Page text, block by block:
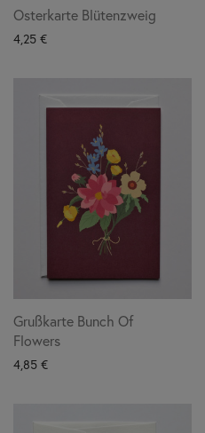
Osterkarte Blütenzweig
4,25 €
Grußkarte Bunch Of
Flowers
4,85 €